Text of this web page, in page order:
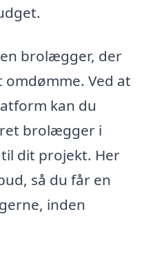
brolægger, der
Ved at
kan du
brolægger i
dit projekt. Her
så du får en
inden